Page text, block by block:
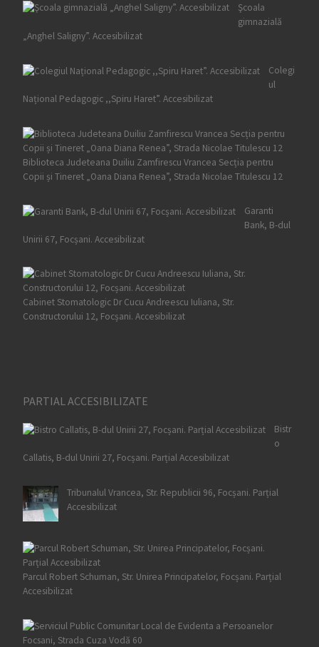
Şcoala
gimnazială
„Anghel Saligny”. Accesibilizat
Colegi
ul
Național Pedagogic ,,Spiru Haret”. Accesibilizat
Biblioteca Judeteana Duiliu Zamfirescu Vrancea Secția pentru
Copii și Tineret „Oana Diana Renea”, Strada Nicolae Titulescu 12
Garanti
Bank, B-dul
Unirii 67, Focșani. Accesibilizat
Cabinet Stomatologic Dr Cucu Andreescu Iuliana, Str.
Constructorului 12, Focșani. Accesibilizat
PARTIAL ACCESIBILIZATE
Bistr
o
Callatis, B-dul Unirii 27, Focșani. Parțial Accesibilizat
Tribunalul Vrancea, Str. Republicii 96, Focșani. Parțial
Accesibilizat
Parcul Robert Schuman, Str. Unirea Principatelor, Focșani. Parțial
Accesibilizat